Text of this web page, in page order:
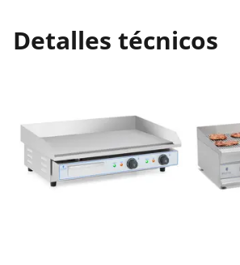
Detalles técnicos